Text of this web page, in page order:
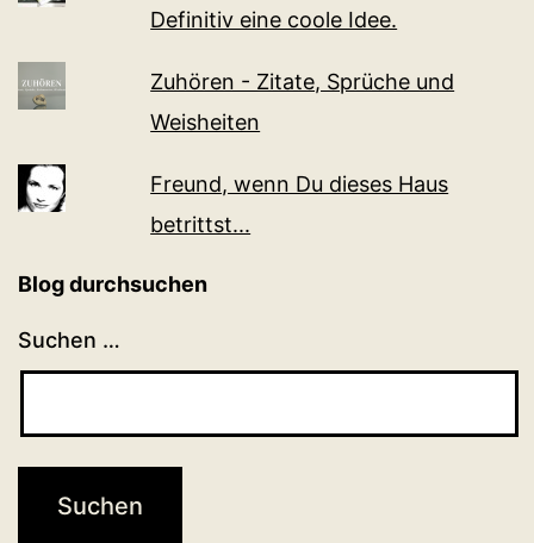
Definitiv eine coole Idee.
Zuhören - Zitate, Sprüche und
Weisheiten
Freund, wenn Du dieses Haus
betrittst...
Blog durchsuchen
Suchen …